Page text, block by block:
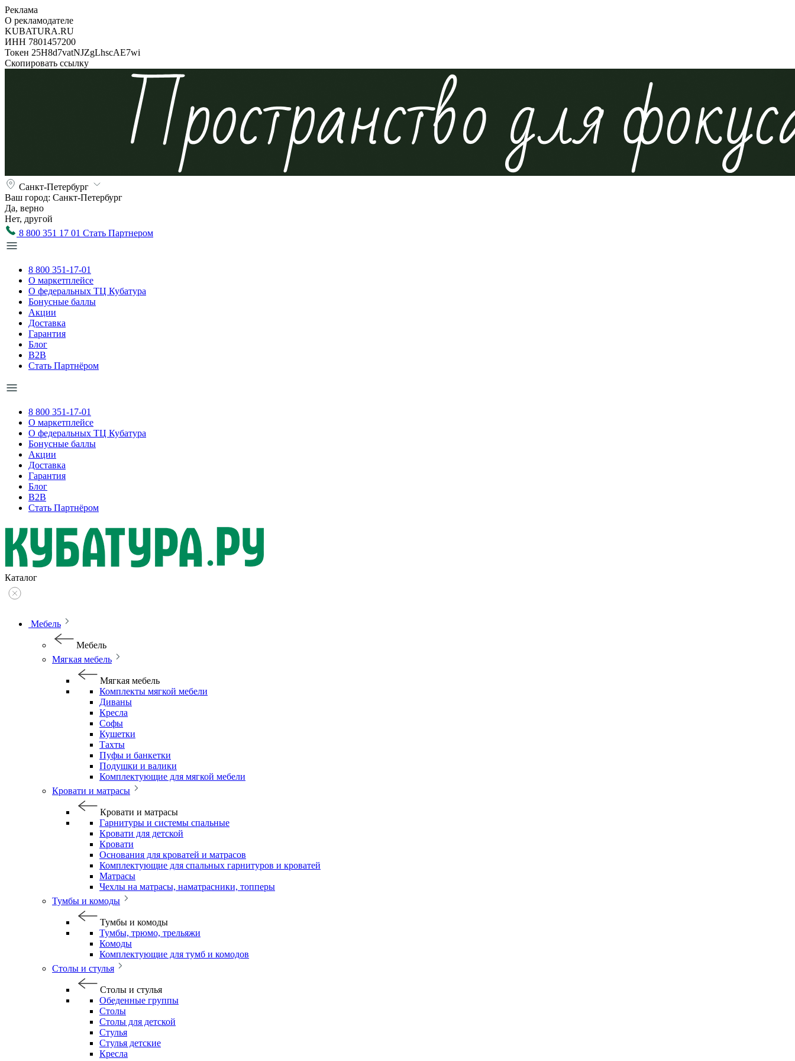
Реклама
О рекламодателе
KUBATURA.RU
ИНН 7801457200
Токен 25H8d7vatNJZgLhscAE7wi
Скопировать ссылку
Санкт-Петербург
Ваш город: Санкт-Петербург
Да, верно
Нет, другой
8 800 351 17 01 Стать Партнером
8 800 351-17-01
О маркетплейсе
О федеральных ТЦ Кубатура
Бонусные баллы
Акции
Доставка
Гарантия
Блог
B2B
Стать Партнёром
8 800 351-17-01
О маркетплейсе
О федеральных ТЦ Кубатура
Бонусные баллы
Акции
Доставка
Гарантия
Блог
B2B
Стать Партнёром
Каталог
Мебель
Мебель
Мягкая мебель
Мягкая мебель
Комплекты мягкой мебели
Диваны
Кресла
Софы
Кушетки
Тахты
Пуфы и банкетки
Подушки и валики
Комплектующие для мягкой мебели
Кровати и матрасы
Кровати и матрасы
Гарнитуры и системы спальные
Кровати для детской
Кровати
Основания для кроватей и матрасов
Комплектующие для спальных гарнитуров и кроватей
Матрасы
Чехлы на матрасы, наматрасники, топперы
Тумбы и комоды
Тумбы и комоды
Тумбы, трюмо, трельяжи
Комоды
Комплектующие для тумб и комодов
Столы и стулья
Столы и стулья
Обеденные группы
Столы
Столы для детской
Стулья
Стулья детские
Кресла